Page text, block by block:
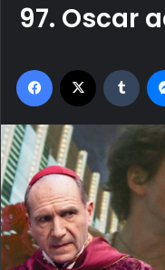
97. Oscar
Facebook